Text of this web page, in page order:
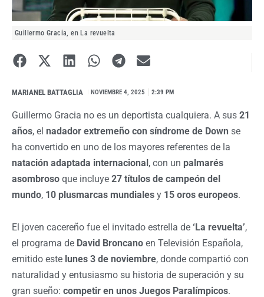
Guillermo Gracia, en La revuelta
MARIANEL BATTAGLIA NOVIEMBRE 4, 2025 2:39 PM
Guillermo Gracia no es un deportista cualquiera. A sus 21
años, el nadador extremeño con síndrome de Down se
ha convertido en uno de los mayores referentes de la
natación adaptada internacional, con un palmarés
asombroso que incluye 27 títulos de campeón del
mundo, 10 plusmarcas mundiales y 15 oros europeos.
El joven cacereño fue el invitado estrella de ‘La revuelta’,
el programa de David Broncano en Televisión Española,
emitido este lunes 3 de noviembre, donde compartió con
naturalidad y entusiasmo su historia de superación y su
gran sueño: competir en unos Juegos Paralímpicos.